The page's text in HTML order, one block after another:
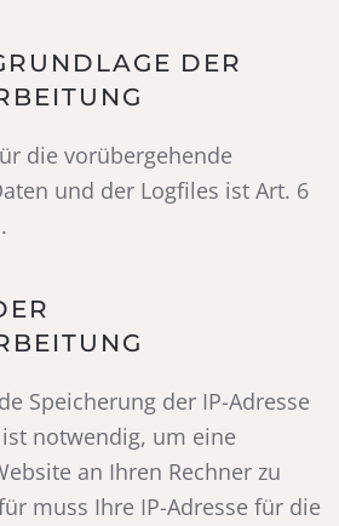
DER
die vorübergehende
und der Logfiles ist Art. 6
Speicherung der IP-Adresse
notwendig, um eine
an Ihren Rechner zu
muss Ihre IP-Adresse für die